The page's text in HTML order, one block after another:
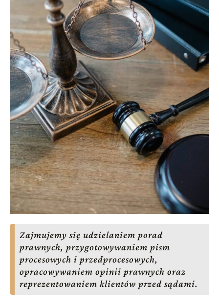
Zajmujemy się udzielaniem porad
prawnych, przygotowywaniem pism
procesowych i przedprocesowych,
opracowywaniem opinii prawnych oraz
reprezentowaniem klientów przed sądami.